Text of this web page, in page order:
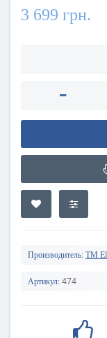
3 699 грн.
Производитель: TM
Артикул: 474